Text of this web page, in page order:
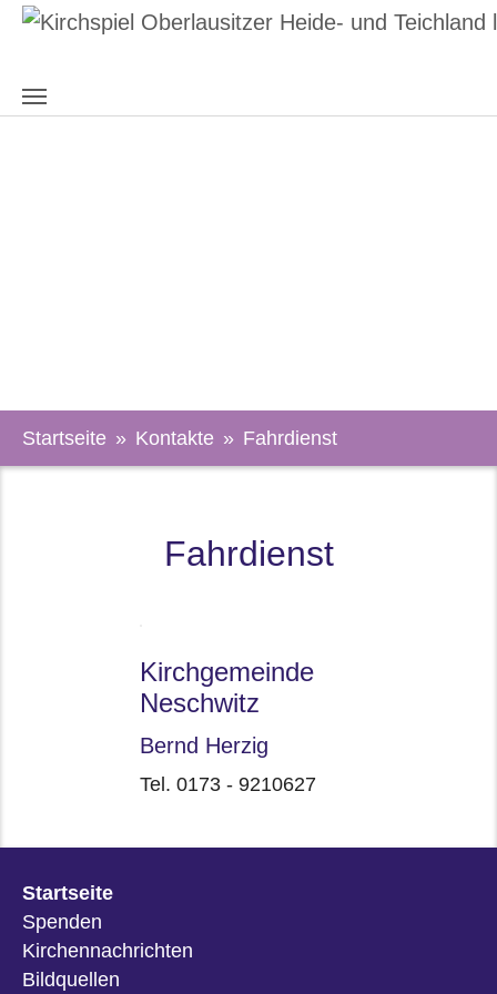
Zum Hauptinhalt springen
Startseite Kontakte Fahrdienst
Fahrdienst
Kirchgemeinde
Neschwitz
Bernd Herzig
Tel. 0173 - 9210627
Startseite
Spenden
Kirchennachrichten
Bildquellen